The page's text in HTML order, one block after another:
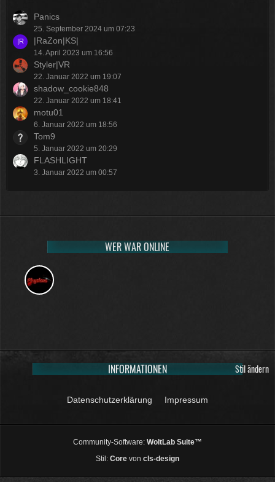
Panics
25. September 2024 um 07:23
|RaZon|KS|
14. April 2023 um 16:56
Styler|VR
22. Januar 2022 um 19:07
shadow_cookie848
22. Januar 2022 um 18:41
motu01
6. Januar 2022 um 18:56
Tom9
5. Januar 2022 um 20:29
FLASHLIGHT
3. Januar 2022 um 00:57
WER WAR ONLINE
Stil ändern
INFORMATIONEN
Datenschutzerklärung Impressum
Community-Software: WoltLab Suite™
Stil: Core von cls-design